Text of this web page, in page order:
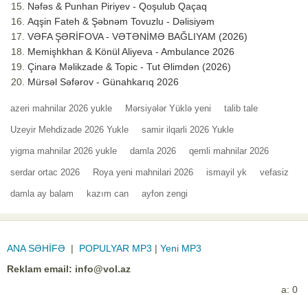
Nəfəs & Punhan Piriyev - Qoşulub Qaçaq
Aqşin Fateh & Şəbnəm Tovuzlu - Dəlisiyəm
VƏFA ŞƏRİFOVA - VƏTƏNİMƏ BAĞLIYAM (2026)
Memişhkhan & Könül Aliyeva - Ambulance 2026
Çinarə Məlikzade & Topic - Tut Əlimdən (2026)
Mürsəl Səfərov - Günahkarıq 2026
azeri mahnilar 2026 yukle Mərsiyələr Yüklə yeni talib tale
Uzeyir Mehdizade 2026 Yukle samir ilqarli 2026 Yukle
yigma mahnilar 2026 yukle damla 2026 qemli mahnilar 2026
serdar ortac 2026 Roya yeni mahnilari 2026 ismayil yk vefasiz
damla ay balam kazım can ayfon zengi
ANA SƏHİFƏ | POPULYAR MP3 | Yeni MP3
Reklam email: info@vol.az
a: 0